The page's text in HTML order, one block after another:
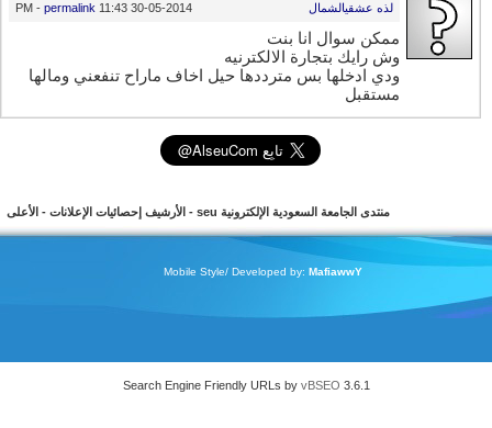
30-05-2014
11:43 PM
-permalink لذه عشقيالشمال
ممكن سوال انا بنت
وش رايك بتجارة الالكترنيه
ودي ادخلها بس مترددها حيل اخاف ماراح تنفعني ومالها
مستقبل
منتدى الجامعة السعودية الإلكترونية seu - الأرشيف إحصائيات الإعلانات- الأعلى
Mobile Style/ Developed by:MafiawwY
Search Engine Friendly URLs byvBSEO 3.6.1